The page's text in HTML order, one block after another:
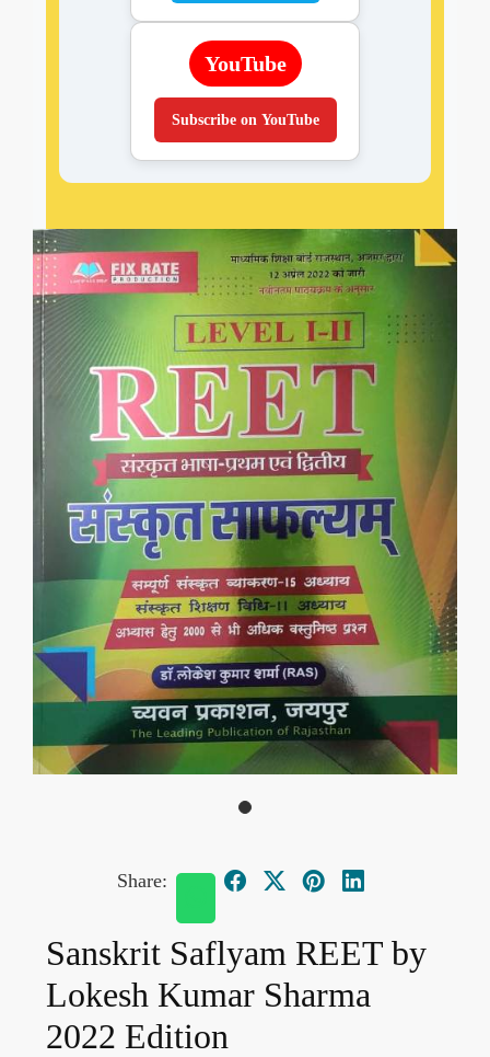
YouTube
Subscribe on YouTube
Share:
Sanskrit Saflyam REET by
Lokesh Kumar Sharma
2022 Edition